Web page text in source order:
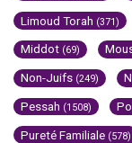
Limoud Torah (371)
Middot (69)
Non-Juifs (249)
Pessah (1508)
Pureté Familiale (578)